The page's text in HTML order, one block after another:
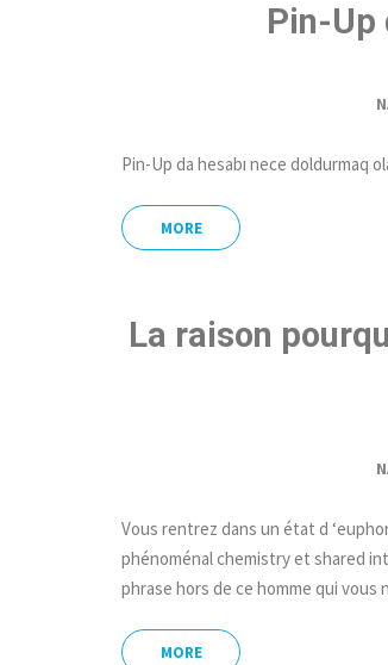
Pin-Up
Pin-Up da hesabı nece doldurmaq
MORE
La raison
Vous rentrez dans un état d
phénoménal chemistry et shared
phrase hors de ce homme qui
MORE